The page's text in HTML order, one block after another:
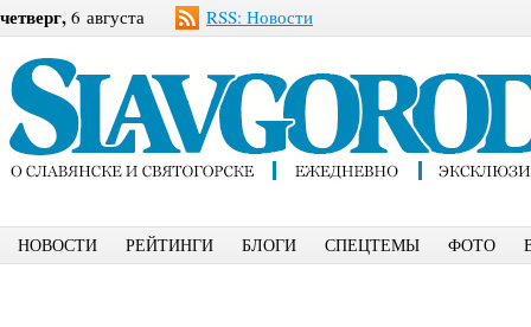
четверг, 6 августа RSS: Новости
НОВОСТИ РЕЙТИНГИ БЛОГИ СПЕЦТЕМЫ ФОТО